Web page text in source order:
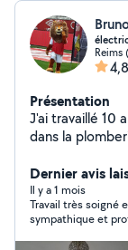
Reims
Présentation
J'ai travaillé 10
dans la
aller allovoisin
Dernier avis
Il y a 1 mois
Travail très soigné et
sympathique et